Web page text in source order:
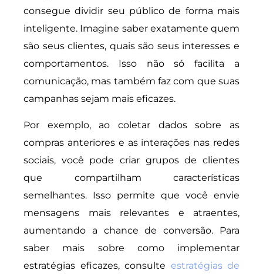
consegue dividir seu público de forma mais
inteligente. Imagine saber exatamente quem
são seus clientes, quais são seus interesses e
comportamentos. Isso não só facilita a
comunicação, mas também faz com que suas
campanhas sejam mais eficazes.
Por exemplo, ao coletar dados sobre as
compras anteriores e as interações nas redes
sociais, você pode criar grupos de clientes
que compartilham características
semelhantes. Isso permite que você envie
mensagens mais relevantes e atraentes,
aumentando a chance de conversão. Para
saber mais sobre como implementar
estratégias eficazes, consulte estratégias de